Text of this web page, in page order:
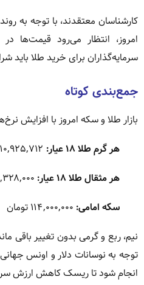
کارشناسان معتقدند، با توجه به
امروز، انتظار می‌رود قیمت‌ها
سرمایه‌گذاران برای خرید طلا باید
جمع‌بندی کوتاه
بازار طلا و سکه امروز با افزایش
هر گرم طلا ۱۸ عیار:
هر مثقال طلا ۱۸ عیار:
سکه امامی:
نیم، ربع و گرمی بدون تغییر باقی
توجه به نوسانات دلار و اونس
انجام شود تا ریسک کاهش ارزش